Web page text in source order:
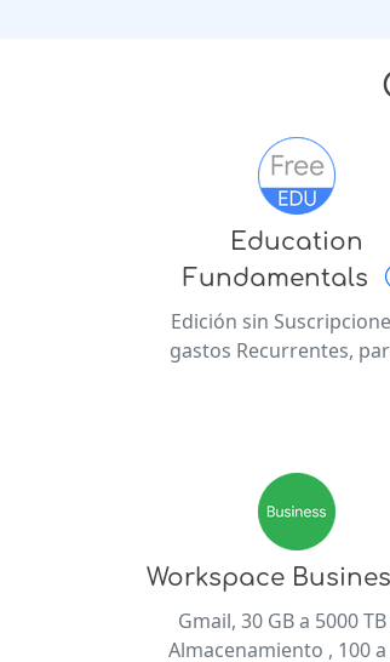
Education
Fundamentals
Edición sin
gastos Recurrentes,
Workspace
Gmail, 30 GB a 5000
Almacenamiento , 100 a